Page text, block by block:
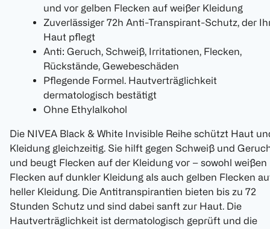
und vor gelben Flecken auf weißer Kleidung
Zuverlässiger 72h Anti-Transpirant-Schutz, der
Haut pflegt
Anti: Geruch, Schweiß, Irritationen, Flecken,
Rückstände, Gewebeschäden
Pflegende Formel. Hautverträglichkeit
dermatologisch bestätigt
Ohne Ethylalkohol
Die NIVEA Black & White Invisible Reihe schützt Haut
Kleidung gleichzeitig. Sie hilft gegen Schweiß und
und beugt Flecken auf der Kleidung vor – sowohl weißen
Flecken auf dunkler Kleidung als auch gelben Flecken
heller Kleidung. Die Antitranspirantien bieten bis zu 72
Stunden Schutz und sind dabei sanft zur Haut. Die
Hautverträglichkeit ist dermatologisch geprüft und die